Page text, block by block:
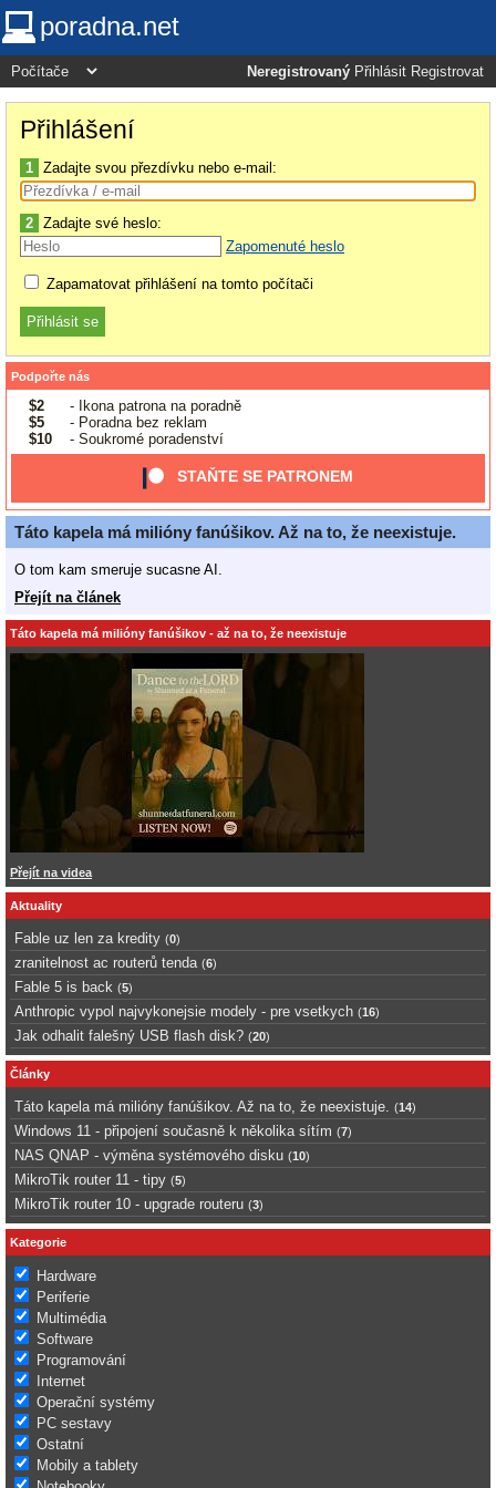
poradna.net
Neregistrovaný Přihlásit Registrovat
Přihlášení
1 Zadajte svou přezdívku nebo e-mail:
2 Zadajte své heslo:
Zapomenuté heslo
Zapamatovat přihlášení na tomto počítači
Podpořte nás
$2
- Ikona patrona na poradně
$5
- Poradna bez reklam
$10
- Soukromé poradenství
STAŇTE SE PATRONEM
Táto kapela má milióny fanúšikov. Až na to, že neexistuje.
O tom kam smeruje sucasne AI.
Přejít na článek
Táto kapela má milióny fanúšikov - až na to, že neexistuje
Přejít na videa
Aktuality
Fable uz len za kredity (0)
zranitelnost ac routerů tenda (6)
Fable 5 is back (5)
Anthropic vypol najvykonejsie modely - pre vsetkych (16)
Jak odhalit falešný USB flash disk? (20)
Články
Táto kapela má milióny fanúšikov. Až na to, že neexistuje. (14)
Windows 11 - připojení současně k několika sítím (7)
NAS QNAP - výměna systémového disku (10)
MikroTik router 11 - tipy (5)
MikroTik router 10 - upgrade routeru (3)
Kategorie
Hardware
Periferie
Multimédia
Software
Programování
Internet
Operační systémy
PC sestavy
Ostatní
Mobily a tablety